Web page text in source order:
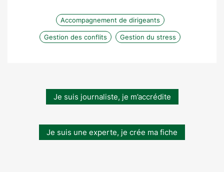
Accompagnement de dirigeants
Gestion des conflits Gestion du stress
Je suis journaliste, je m’accrédite
Je suis une experte, je crée ma fiche